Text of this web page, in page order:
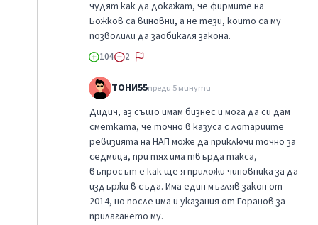
чудят как да докажат, че фирмите на
Божков са виновни, а не тези, които са му
позволили да заобикаля закона.
104 2
ТОНИ55преди 5 минути
Дидич, аз също имам бизнес и мога да си дам
сметката, че точно в казуса с лотариите
ревизията на НАП може да приключи точно за
седмица, при тях има твърда такса,
въпросът е как ще я приложи чиновника за да
издържи в съда. Има един мъгляв закон от
2014, но после има и указания от Горанов за
прилагането му.